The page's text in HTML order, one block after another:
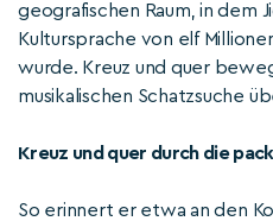
geografischen Raum, in dem
Kultursprache von elf
wurde. Kreuz und quer
musikalischen Schatzsuche
Kreuz und quer durch die
So erinnert er etwa an den